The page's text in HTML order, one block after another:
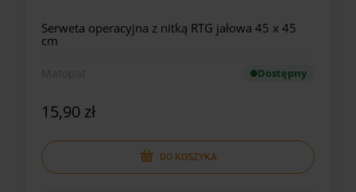
Serweta operacyjna z nitką RTG jałowa 45 x 45
cm
Dostępny
15,90 zł
DO KOSZYKA